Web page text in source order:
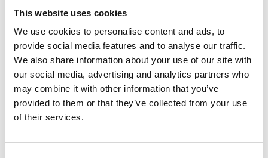
This website uses cookies
We use cookies to personalise content and ads, to
provide social media features and to analyse our traffic.
We also share information about your use of our site with
our social media, advertising and analytics partners who
may combine it with other information that you’ve
provided to them or that they’ve collected from your use
of their services.
Mukit, trooppinen eleganssi